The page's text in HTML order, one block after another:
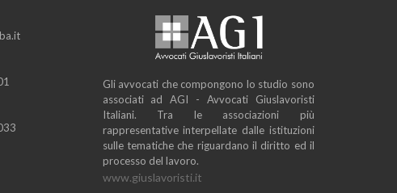
Gli avvocati che compongono lo studio sono
associati ad AGI - Avvocati Giuslavoristi
Italiani. Tra le associazioni più
rappresentative interpellate dalle istituzioni
sulle tematiche che riguardano il diritto ed il
processo del lavoro.
www.giuslavoristi.it